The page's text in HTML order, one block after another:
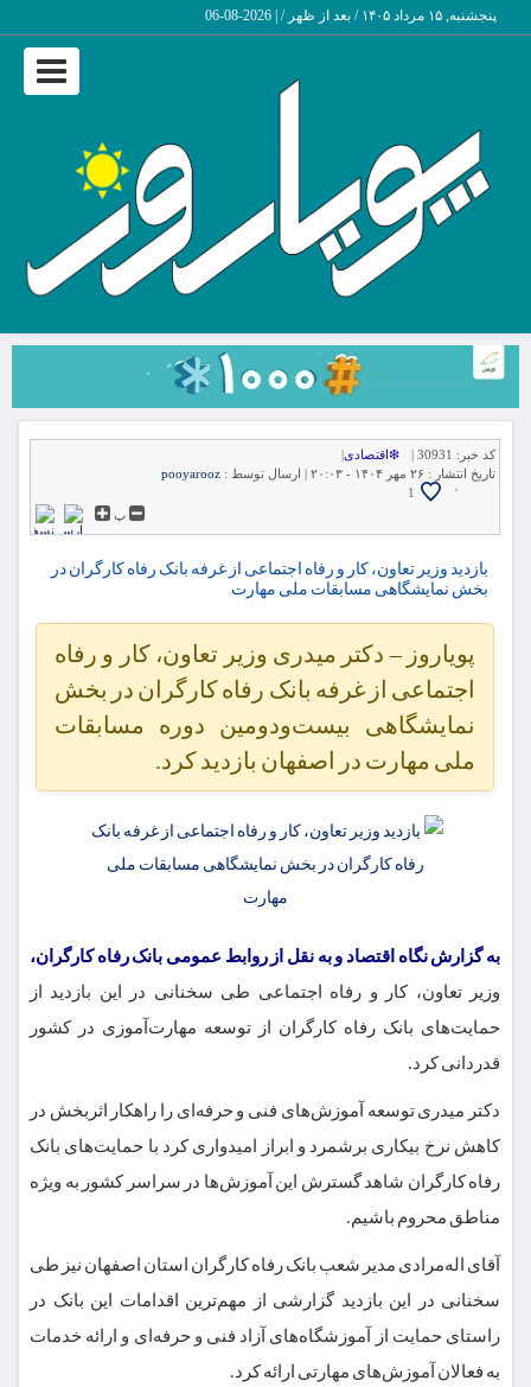
پنجشنبه, ۱۵ مرداد ۱۴۰۵ / بعد از ظهر / 2026-08-06
Toggle
کد خبر: 30931 | ❇اقتصادی
تاریخ انتشار : ۲۶ مهر ۱۴۰۴ - ۲۰:۰۳ | ارسال توسط : pooyarooz
۰
1
پ
بازدید وزیر تعاون، کار و رفاه اجتماعی از غرفه بانک رفاه کارگران در
بخش نمایشگاهی مسابقات ملی مهارت
پویاروز – دکتر میدری وزیر تعاون، کار و رفاه
اجتماعی از غرفه بانک رفاه کارگران در بخش
نمایشگاهی بیست‌ودومین دوره مسابقات
ملی مهارت در اصفهان بازدید کرد.
به گزارش نگاه اقتصاد و به نقل از روابط عمومی بانک رفاه کارگران،
وزیر تعاون، کار و رفاه اجتماعی طی سخنانی در این بازدید از
حمایت‌های بانک رفاه کارگران از توسعه مهارت‌آموزی در کشور
قدردانی کرد.
دکتر میدری توسعه آموزش‌های فنی و حرفه‌ای را راهکار اثربخش در
کاهش نرخ بیکاری برشمرد و ابراز امیدواری کرد با حمایت‌های بانک
رفاه کارگران شاهد گسترش این آموزش‌ها در سراسر کشور به ویژه
مناطق محروم باشیم.
آقای اله‌مرادی مدیر شعب بانک رفاه کارگران استان اصفهان نیز طی
سخنانی در این بازدید گزارشی از مهم‌ترین اقدامات این بانک در
راستای حمایت از آموزشگاه‌های آزاد فنی و حرفه‌ای و ارائه خدمات
به فعالان آموزش‌های مهارتی ارائه کرد.